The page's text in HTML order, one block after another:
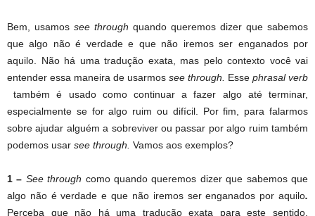
Bem, usamos see through quando queremos dizer que sabemos
que algo não é verdade e que não iremos ser enganados por
aquilo. Não há uma tradução exata, mas pelo contexto você vai
entender essa maneira de usarmos see through. Esse phrasal verb
também é usado como continuar a fazer algo até terminar,
especialmente se for algo ruim ou difícil. Por fim, para falarmos
sobre ajudar alguém a sobreviver ou passar por algo ruim também
podemos usar see through. Vamos aos exemplos?
1 – See through como quando queremos dizer que sabemos que
algo não é verdade e que não iremos ser enganados por aquilo.
Perceba que não há uma tradução exata para este sentido,